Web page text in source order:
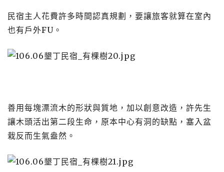
民宿主人花費許多時間認真規劃，要讓旅客就算在室內
也有戶外FU。
善用每塊漂流木的形狀與質地，加以創意改造，許先生
讓木頭活出第二段生命，原本中心有洞的缺點，塞入盆
栽反而生氣盎然。